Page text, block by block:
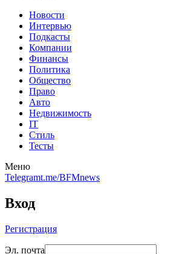
Новости
Интервью
Подкасты
Компании
Финансы
Политика
Общество
Право
Авто
Недвижимость
IT
Стиль
Тесты
Меню
Telegramt.me/BFMnews
Вход
Регистрация
Эл. почта